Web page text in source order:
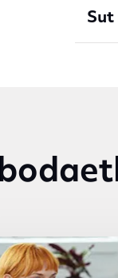
Sut